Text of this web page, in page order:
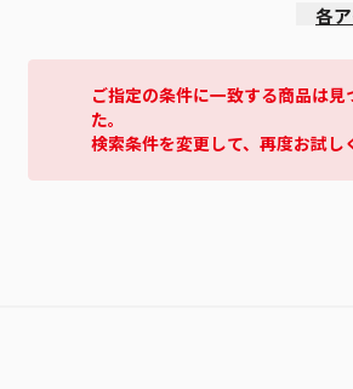
各
ご指定の条件に一致する商品は見
た。
検索条件を変更して、再度お試し